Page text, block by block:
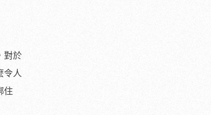
對於
令人
住